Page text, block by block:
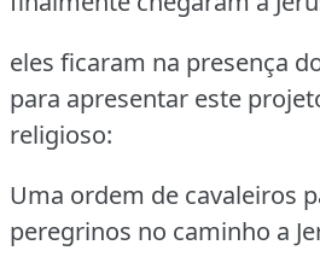
eles ficaram na presença
para apresentar este
religioso:
Uma ordem de cavaleiros
peregrinos no caminho a